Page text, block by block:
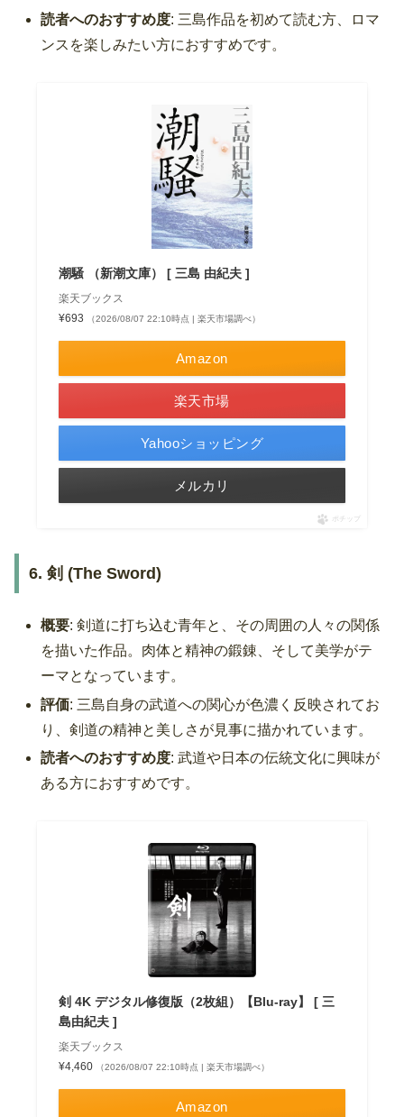
読者へのおすすめ度: 三島作品を初めて読む方、ロマ
ンスを楽しみたい方におすすめです。
潮騒 （新潮文庫） [ 三島 由紀夫 ]
楽天ブックス
¥693
（2026/08/07 22:10時点 | 楽天市場調べ）
Amazon
楽天市場
Yahooショッピング
メルカリ
ポチップ
6. 剣 (The Sword)
概要: 剣道に打ち込む青年と、その周囲の人々の関係
を描いた作品。肉体と精神の鍛錬、そして美学がテ
ーマとなっています。
評価: 三島自身の武道への関心が色濃く反映されてお
り、剣道の精神と美しさが見事に描かれています。
読者へのおすすめ度: 武道や日本の伝統文化に興味が
ある方におすすめです。
剣 4K デジタル修復版（2枚組）【Blu-ray】 [ 三
島由紀夫 ]
楽天ブックス
¥4,460
（2026/08/07 22:10時点 | 楽天市場調べ）
Amazon